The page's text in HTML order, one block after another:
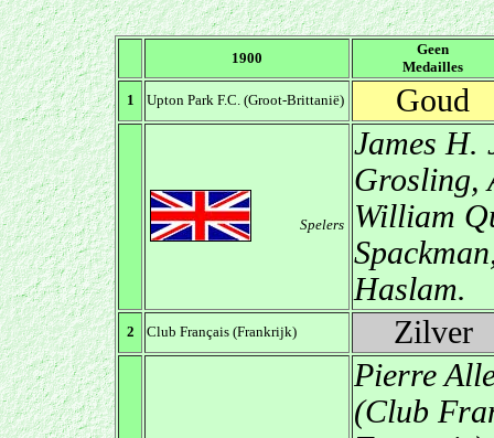
1900
Geen
Medailles
1
Upton Park F.C. (Groot-Brittanië) Goud
Spelers
James H.
Grosling,
William
Haslam.
2 Club Français (Frankrijk)
Zilver
Pierre
(Club